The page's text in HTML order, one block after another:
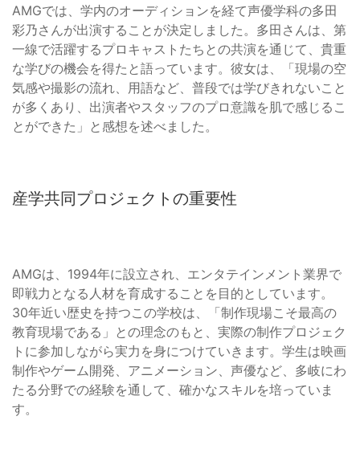
AMGでは、学内のオーディションを経て声優学科の多田
彩乃さんが出演することが決定しました。多田さんは、第
一線で活躍するプロキャストたちとの共演を通じて、貴重
な学びの機会を得たと語っています。彼女は、「現場の空
気感や撮影の流れ、用語など、普段では学びきれないこと
が多くあり、出演者やスタッフのプロ意識を肌で感じるこ
とができた」と感想を述べました。
産学共同プロジェクトの重要性
AMGは、1994年に設立され、エンタテインメント業界で
即戦力となる人材を育成することを目的としています。
30年近い歴史を持つこの学校は、「制作現場こそ最高の
教育現場である」との理念のもと、実際の制作プロジェク
トに参加しながら実力を身につけていきます。学生は映画
制作やゲーム開発、アニメーション、声優など、多岐にわ
たる分野での経験を通して、確かなスキルを培っていま
す。